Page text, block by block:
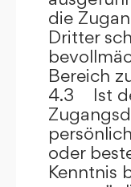
die
Dritter
Bereich
4.3 Ist
oder
Kenntnis